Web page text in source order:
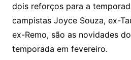
k p
g
e
c
o
m
M
ai
l
s
dois reforços para a
campistas Joyce Souza, ex-
ex-Remo, são as novidades
temporada em fevereiro.